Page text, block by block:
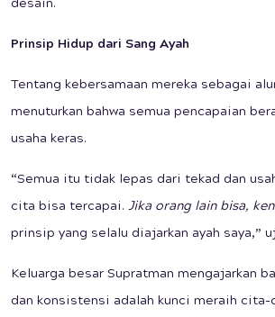
desain.
Prinsip Hidup dari Sang Ayah
Tentang kebersamaan mereka sebagai
menuturkan bahwa semua pencapaian
usaha keras.
“Semua itu tidak lepas dari tekad dan
cita bisa tercapai. Jika orang lain bisa,
prinsip yang selalu diajarkan ayah saya,”
Keluarga besar Supratman mengajarkan
dan konsistensi adalah kunci meraih cita-